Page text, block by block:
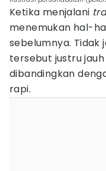
Ketika menjalani
menemukan hal-
sebelumnya. Tidak
tersebut justru
dibandingkan
rapi.